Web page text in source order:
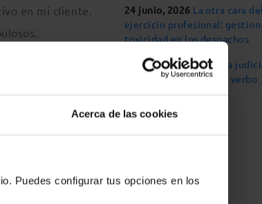
Acerca de las cookies
Puedes configurar tus opciones en los
en mi cliente.
imagen que se
y
que
24 junio, 2026 La otra cara del
ejercicio profesional:
toxicidad en los despachos
16 junio, 2026Retórica
hecho, una oración, un verbo